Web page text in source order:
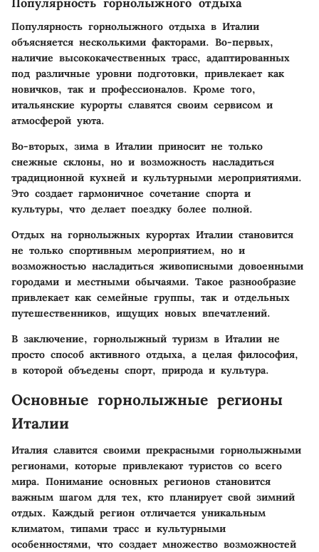
Популярность горнолыжного отдыха
Популярность горнолыжного отдыха в Италии
объясняется несколькими факторами. Во-первых,
наличие высококачественных трасс, адаптированных
под различные уровни подготовки, привлекает как
новичков, так и профессионалов. Кроме того,
итальянские курорты славятся своим сервисом и
атмосферой уюта.
Во-вторых, зима в Италии приносит не только
снежные склоны, но и возможность насладиться
традиционной кухней и культурными мероприятиями.
Это создает гармоничное сочетание спорта и
культуры, что делает поездку более полной.
Отдых на горнолыжных курортах Италии становится
не только спортивным мероприятием, но и
возможностью насладиться живописными довоенными
городами и местными обычаями. Такое разнообразие
привлекает как семейные группы, так и отдельных
путешественников, ищущих новых впечатлений.
В заключение, горнолыжный туризм в Италии не
просто способ активного отдыха, а целая философия,
в которой объедены спорт, природа и культура.
Основные горнолыжные регионы
Италии
Италия славится своими прекрасными горнолыжными
регионами, которые привлекают туристов со всего
мира. Понимание основных регионов становится
важным шагом для тех, кто планирует свой зимний
отдых. Каждый регион отличается уникальным
климатом, типами трасс и культурными
особенностями, что создает множество возможностей